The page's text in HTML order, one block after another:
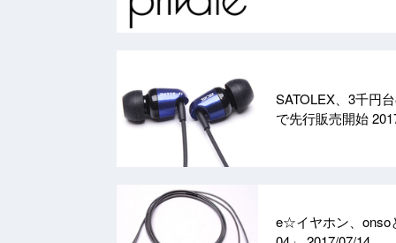
SATOLEX、3千円
で先行販売開始
e☆イヤホン、onso